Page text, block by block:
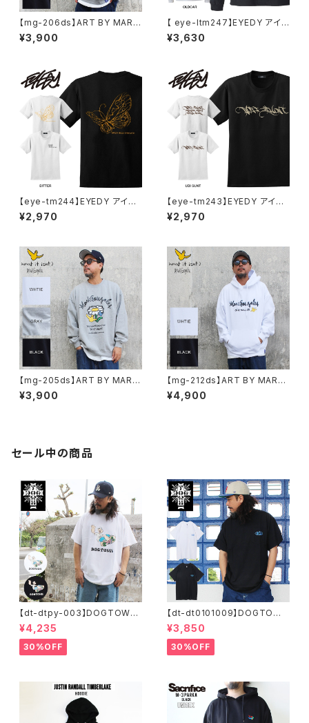
【mg-206ds】ART BY MARK
GONZALE ( What it isNt ワッ
トイットイズント) アートバイ マ
¥3,900
【 eye-ltm247】EYEDY アイデ
ィー 大きいサイズ メンズ ロング
Tシャツ GOD IS DEAD ロンT
HITE BLACK ホワイト ブラック
¥3,630
【eye-tm244】EYEDY アイデ
ィー BITTER ショートスリーブ
Tシャツ 大きいサイズ WHTIE
¥2,970
【eye-tm243】EYEDY アイデ
ィー UBITTER ショートスリー
ブTシャツ 大きいサイズ WHTI
¥2,970
【mg-205ds】ART BY MARK
GONZALE ( What it isNt ワッ
トイットイズント) アートバイ マ
¥3,900
【mg-212ds】ART BY MARK
GONZALE ( What it isNt ワッ
トイットイズント) アートバイ マ
¥4,900
セール中の商品
【dt-dtpy-003】DOGTOWN
ドッグタウン POPEYE SKATE
S/S T-SHIRTS ポパイ 半袖 シ
ョートスリーブT 大きいサイズ
半袖 M L XL 大きめ デザイン
¥4,235
30%OFF
【dt-dt0101009】DOGTOWN
ドッグタウン D.T.S. POCKET
S/S T-SHIRTS 半袖 ショート
スリーブT 大きいサイズ 半袖 M
L XL 大きめ デザイン プリント
¥3,850
30%OFF